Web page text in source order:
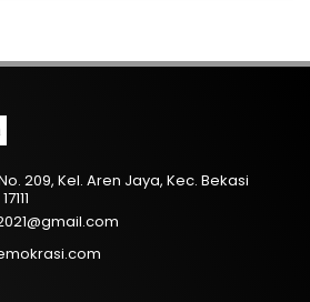
209, Kel. Aren Jaya, Kec. Bekasi